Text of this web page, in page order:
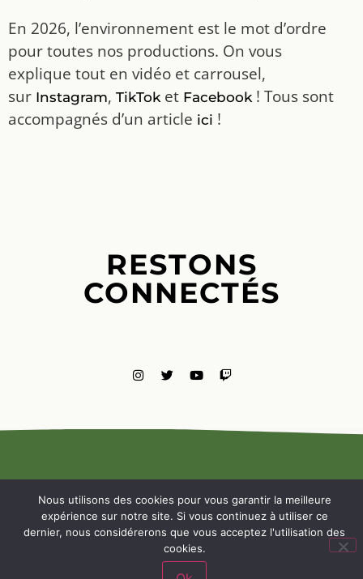
En 2026, l’environnement est le mot d’ordre
pour toutes nos productions. On vous
explique tout en vidéo et carrousel,
sur Instagram, TikToket Facebook! Tous sont
accompagnés d’un article ici !
RESTONS
CONNECTÉS
MENTIONS
LÉGALES
NOUS
Nous utilisons des cookies pour vous garantir la meilleure
expérience sur notre site. Si vous continuez à utiliser ce
dernier, nous considérerons que vous acceptez l'utilisation des
cookies.